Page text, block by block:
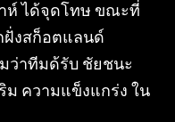
ห์ ได้จุดโทษ ขณะที่
ฝั่งสก็อตแลนด์
ว่าทีมด้รับ ชัยชนะ
ม ความแข็งแกร่ง ใน